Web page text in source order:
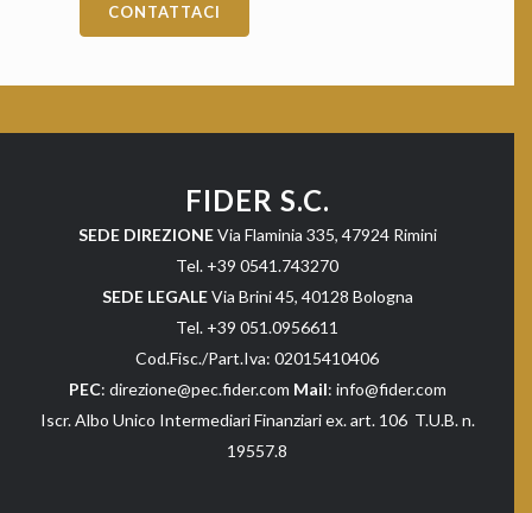
CONTATTACI
FIDER S.C.
SEDE DIREZIONEVia Flaminia 335, 47924 Rimini
Tel. +39 0541.743270
SEDE LEGALEVia Brini 45, 40128 Bologna
Tel. +39 051.0956611
Cod.Fisc./Part.Iva: 02015410406
PEC: direzione@pec.fider.com Mail: info@fider.com
Iscr. Albo Unico Intermediari Finanziari ex. art. 106 T.U.B. n.
19557.8